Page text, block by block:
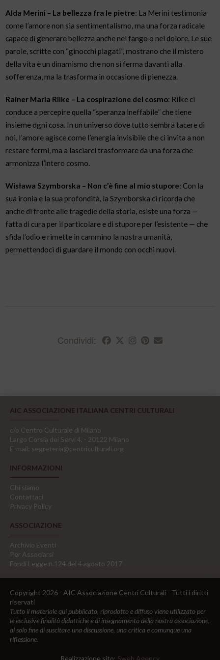
Alda Merini – La bellezza fra le pietre: La Merini testimonia
come l’amore non sia sentimentalismo, ma una forza radicale
capace di generare bellezza anche nel fango o nel dolore. Le sue
parole, scritte con “ginocchi piagati”, mostrano che il mistero
della vita è un dinamismo che non si ferma davanti alla
sofferenza, ma la trasforma in occasione di pienezza.
Rainer Maria Rilke – La cospirazione del cosmo: Rilke ci
conduce a percepire quella “speranza ineffabile” che tiene
insieme ogni cosa. In un universo dove tutto sembra tacere di
noi, l’amore agisce come l’energia invisibile che ci invita a non
restare fermi, ma a lasciarci trasformare da una forza che
armonizza l’intero cosmo.
Wisława Szymborska – Non c’è fine al mio stupore: Con la
sua ironia e la sua profondità, la Szymborska ci ricorda che
anche di fronte alle tragedie della storia, esiste una forza —
fatta di cura per il particolare e di stupore per l’esistente — che
sfida l’odio e rimette in cammino la nostra umanità,
permettendoci di guardare il mondo con occhi nuovi.
Condividi:
AIC ASSOCIAZIONE ITALIANA CENTRI CULTURALI
c/o Centro Culturale di Milano
Largo Corsia dei Servi 4, - 20122 Milano
E-mail: segreteria@centriculturali.org
INFORMAZIONI
Chi siamo
Contattaci
Privacy Policy
ASSOCIAZIONE
Archivio Eventi
Per Associarsi
Fondi Legge n.124 del 4 agosto 2017
Copyright 2026 - AIC Associazione Centri Culturali - Tutti i diritti
riservati
Tutto il materiale qui pubblicato, riprodotto e diffuso viene utilizzato per
le esclusive finalità didattiche e di insegnamento della nostra associazione,
al solo fine di suscitare una discussione, una critica e comunque una
riflessione.
Realizzazione sito: Sweb Agency